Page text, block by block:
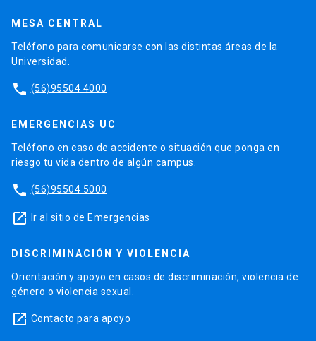
MESA CENTRAL
Teléfono para comunicarse con las distintas áreas de la
Universidad.
phone (56)95504 4000
EMERGENCIAS UC
Teléfono en caso de accidente o situación que ponga en
riesgo tu vida dentro de algún campus.
phone (56)95504 5000
launch Ir al sitio de Emergencias
DISCRIMINACIÓN Y VIOLENCIA
Orientación y apoyo en casos de discriminación, violencia de
género o violencia sexual.
launch Contacto para apoyo